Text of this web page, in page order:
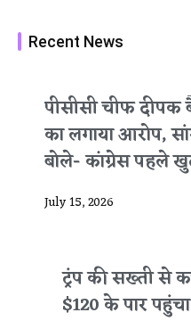
Recent News
पीसीसी चीफ दीपक
का लगाया आरोप,
बोले- कांग्रेस पहले
July 15, 2026
ट्रंप की सख्ती
$120 के पार पहुंचा